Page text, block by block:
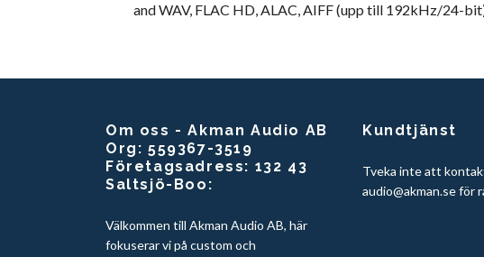
and WAV, FLAC HD, ALAC, AIFF (upp till 192kHz/24-
Om oss - Akman Audio AB
Org: 559367-3519
Företagsadress: 132 43
Saltsjö-Boo:
Välkommen till Akman Audio AB, här
fokuserar vi på custom och
Kundtjänst
Tveka inte att
audio@akman.seför